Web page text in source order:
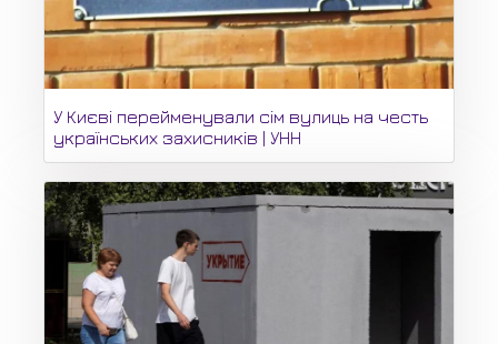
У Києві перейменували сім вулиць на честь
українських захисників | УНН